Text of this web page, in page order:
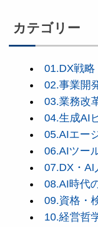
カテゴリー
01.DX戦略
02.事業開
03.業務改
04.生成AI
05.AIエー
06.AIツー
07.DX・AI
08.AI時代
09.資格・
10.経営哲